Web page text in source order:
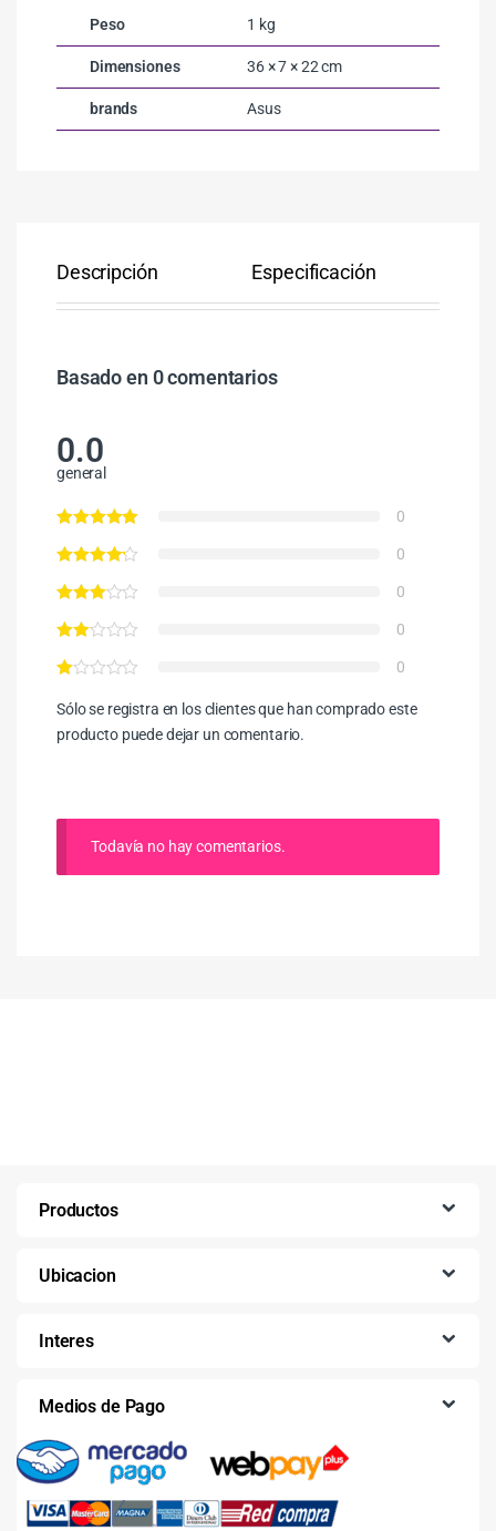
Peso 1 kg
Dimensiones 36 × 7 × 22 cm
brands Asus
Descripción Especificación
Basado en 0 comentarios
0.0
general
0
0
0
0
0
Sólo se registra en los clientes que han comprado este
producto puede dejar un comentario.
Todavía no hay comentarios.
Productos
Ubicacion
Interes
Medios de Pago